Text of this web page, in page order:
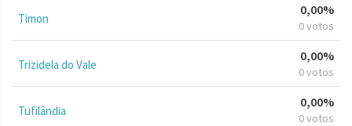
Timon
0,00%
0 votos
Trizidela do Vale
0,00%
0 votos
Tufilândia
0,00%
0 votos